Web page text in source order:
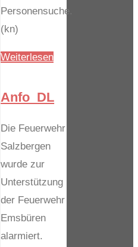
Personensuche.
(kn)
Weiterlesen"H0_P-
Anfo_DL
Die Feuerwehr
Salzbergen
wurde zur
Unterstützung
der Feuerwehr
Emsbüren
alarmiert.